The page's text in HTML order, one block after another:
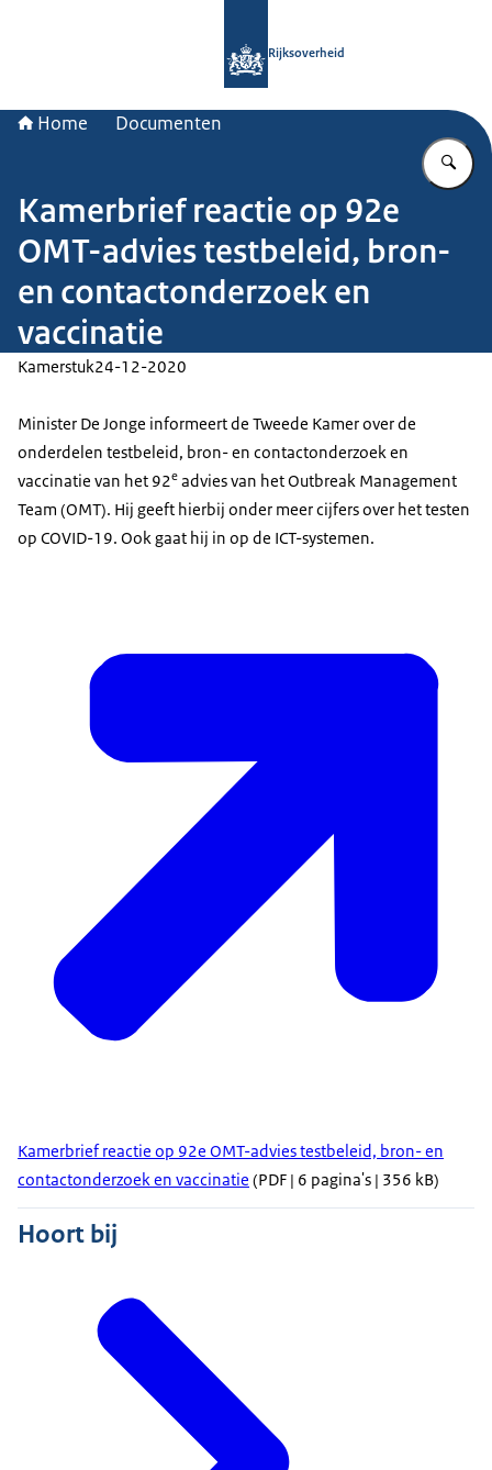
Rijksoverheid
Home Documenten
Kamerbrief reactie op 92e
OMT-advies testbeleid, bron-
en contactonderzoek en
vaccinatie
Kamerstuk24-12-2020
Minister De Jonge informeert de Tweede Kamer over de
onderdelen testbeleid, bron- en contactonderzoek en
vaccinatie van het 92e advies van hetOutbreak Management
Team (OMT). Hij geeft hierbij onder meer cijfers over het testen
op COVID-19. Ook gaat hij in op de ICT-systemen.
Kamerbrief reactie op 92e OMT-advies testbeleid, bron- en
contactonderzoek en vaccinatie (PDF | 6 pagina's | 356 kB)
Hoort bij